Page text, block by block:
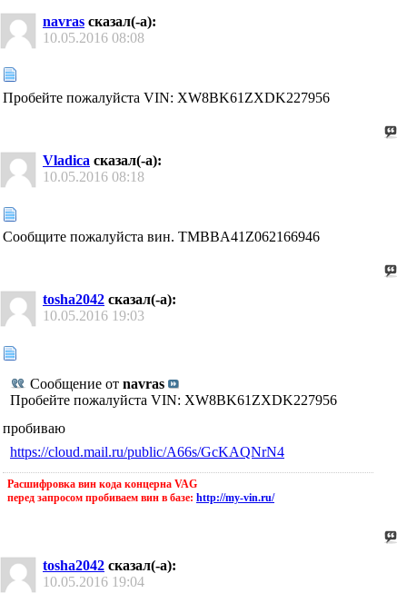
navras сказал(-а):
10.05.2016 08:08
Пробейте пожалуйста VIN: XW8BK61ZXDK227956
Vladica сказал(-а):
10.05.2016 08:18
Сообщите пожалуйста вин. TMBBA41Z062166946
tosha2042 сказал(-а):
10.05.2016 19:03
Сообщение от navras
Пробейте пожалуйста VIN: XW8BK61ZXDK227956
пробиваю
https://cloud.mail.ru/public/A66s/GcKAQNrN4
Расшифровка вин кода концерна VAG
перед запросом пробиваем вин в базе: http://my-vin.ru/
tosha2042 сказал(-а):
10.05.2016 19:04